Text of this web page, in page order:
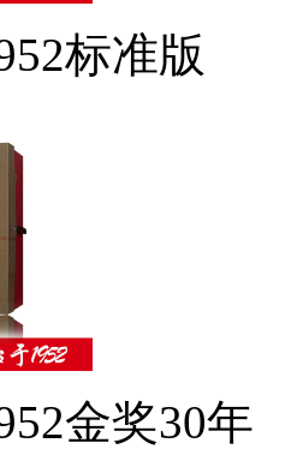
标准版
金奖30年